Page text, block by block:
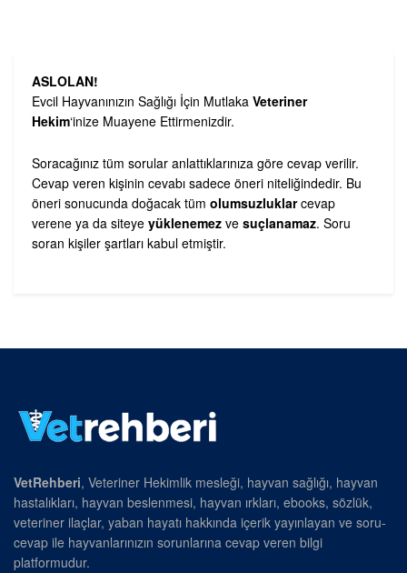
ASLOLAN!
Evcil Hayvanınızın Sağlığı İçin Mutlaka Veteriner
Hekim‘inize Muayene Ettirmenizdir.
Soracağınız tüm sorular anlattıklarınıza göre cevap verilir.
Cevap veren kişinin cevabı sadece öneri niteliğindedir. Bu
öneri sonucunda doğacak tüm olumsuzluklarcevap
verene ya da siteye yüklenemez ve suçlanamaz. Soru
soran kişiler şartları kabul etmiştir.
VetRehberi, Veteriner Hekimlik mesleği, hayvan sağlığı, hayvan
hastalıkları, hayvan beslenmesi, hayvan ırkları, ebooks, sözlük,
veteriner ilaçlar, yaban hayatı hakkında içerik yayınlayan ve soru-
cevap ile hayvanlarınızın sorunlarına cevap veren bilgi
platformudur.